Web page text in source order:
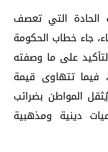
الحادة التي تعصف
جاء خطاب الحكومة
على ما وصفته
فيما تتهاوى قيمة
المواطن بضرائب
دينية ومذهبية